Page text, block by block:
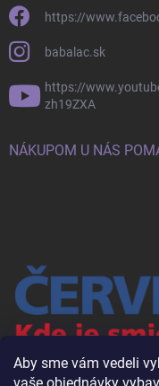
Aby sme vám vedeli
https://
babalac.sk
https://
zh19ZXA
NÁKUPOM U NÁS